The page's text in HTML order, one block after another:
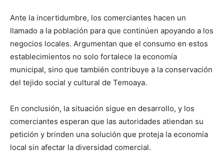
Ante la incertidumbre, los comerciantes hacen un
llamado a la población para que continúen apoyando a los
negocios locales. Argumentan que el consumo en estos
establecimientos no solo fortalece la economía
municipal, sino que también contribuye a la conservación
del tejido social y cultural de Temoaya.
En conclusión, la situación sigue en desarrollo, y los
comerciantes esperan que las autoridades atiendan su
petición y brinden una solución que proteja la economía
local sin afectar la diversidad comercial.